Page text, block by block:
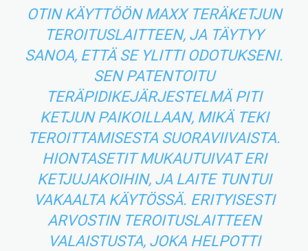
OTIN KÄYTTÖÖN MAXX TERÄKETJUN
TEROITUSLAITTEEN, JA TÄYTYY
SANOA, ETTÄ SE YLITTI ODOTUKSENI.
SEN PATENTOITU
TERÄPIDIKEJÄRJESTELMÄ PITI
KETJUN PAIKOILLAAN, MIKÄ TEKI
TEROITTAMISESTA SUORAVIIVAISTA.
HIONTASETIT MUKAUTUIVAT ERI
KETJUJAKOIHIN, JA LAITE TUNTUI
VAKAALTA KÄYTÖSSÄ. ERITYISESTI
ARVOSTIN TEROITUSLAITTEEN
VALAISTUSTA, JOKA HELPOTTI